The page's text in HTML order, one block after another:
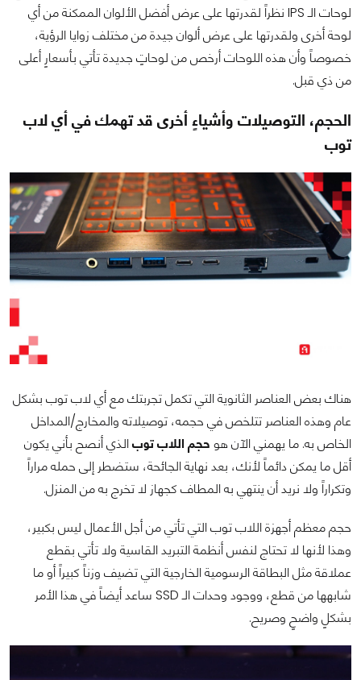
لوحات الـ IPS نظراً لقدرتها على عرض أفضل الألوان الممكنة من أي
لوحة أخرى ولقدرتها على عرض ألوان جيدة من مختلف زوايا الرؤية،
خصوصاً وأن هذه اللوحات أرخص من لوحاتٍ جديدة تأتي بأسعارٍ أعلى
من ذي قبل.
الحجم، التوصيلات وأشياءٍ أخرى قد تهمك في أي لاب
توب
هناك بعض العناصر الثانوية التي تكمل تجربتك مع أي لاب توب بشكل
عام وهذه العناصر تتلخص في حجمه، توصيلاته والمخارج/المداخل
الخاص به. ما يهمني الآن هو حجم اللاب توبالذي أنصح بأني يكون
أقل ما يمكن دائماً لأنك، بعد نهاية الجائحة، ستضطر إلى حمله مراراً
وتكراراً ولا نريد أن ينتهي به المطاف كجهاز لا تخرج به من المنزل.
حجم معظم أجهزة اللاب توب التي تأتي من أجل الأعمال ليس بكبير،
وهذا لأنها لا تحتاج لنفس أنظمة التبريد القاسية ولا تأتي بقطع
عملاقة مثل البطاقة الرسومية الخارجية التي تضيف وزناً كبيراً أو ما
شابهها من قطع، ووجود وحدات الـ SSD ساعد أيضاً في هذا الأمر
بشكلٍ واضحٍ وصريح.